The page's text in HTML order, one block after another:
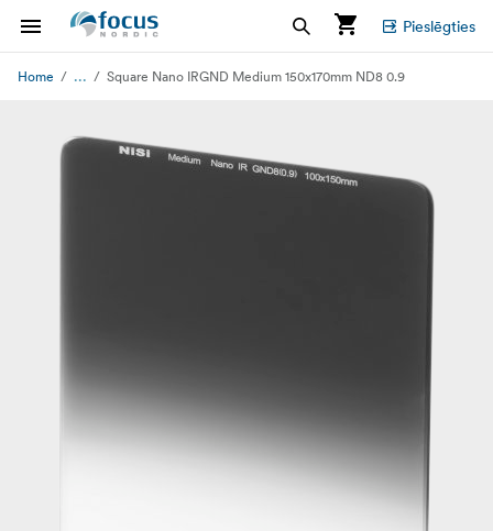
Pieslēgties
Home ... Square Nano IRGND Medium 150x170mm ND8 0.9